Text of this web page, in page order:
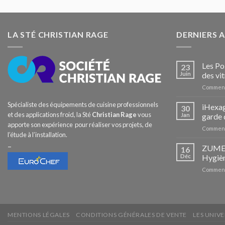
LA STÉ CHRISTIAN RAGE
Spécialiste des équipements de cuisine professionnels
et des applications froid, la StéChristian Ragevous
apporte son expérience pour réaliser vos projets, de
l’étude à l’installation.
–
DERNIERS
23
Juin
Les
des
30
Jan
garde
16
Déc
MENTIONS LÉGALES CONDITIONS GÉNÉRALES DE VENTE LES